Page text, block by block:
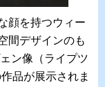
顔を持つウィー
間デザインのも
ン像（ライプツ
品が展示されま